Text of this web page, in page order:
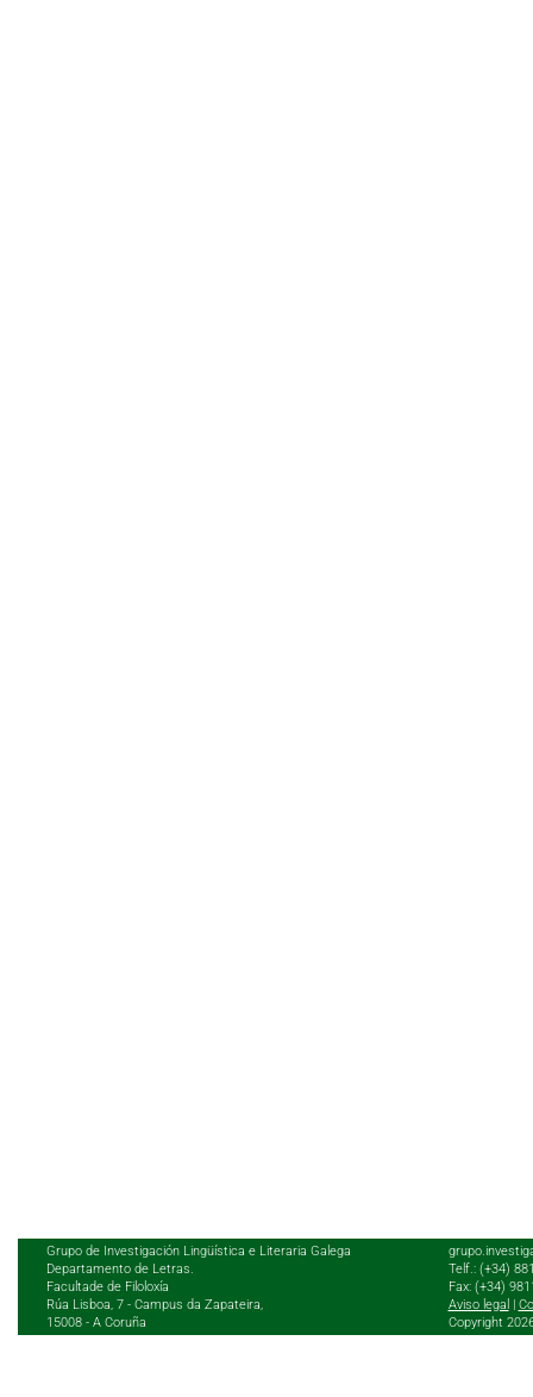
Grupo de Investigación Lingüística e Literaria Galega
Departamento de Letras.
Facultade de Filoloxía
Rúa Lisboa, 7 - Campus da Zapateira,
15008 - A Coruña
Telf.: (+34)
Fax: (+34)
Aviso legal
Copyright